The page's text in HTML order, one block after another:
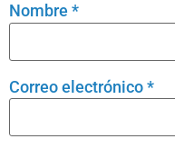
Nombre *
Correo electrónico*